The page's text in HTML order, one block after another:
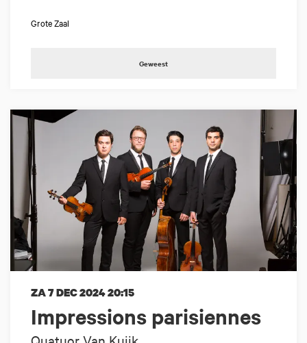
Grote Zaal
Geweest
Impressions parisiennes
ZA 7 DEC 202420:15